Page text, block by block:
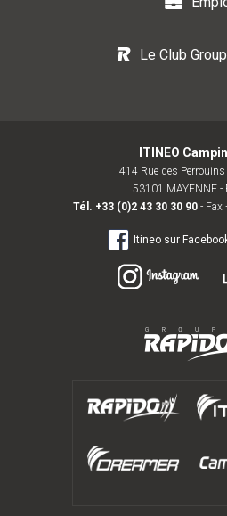
Le Club
ITINEO
414 Rue des
53101 MAYENNE -
Tél. +33 (0)2 43 30 30 90- Fax
Itineo sur